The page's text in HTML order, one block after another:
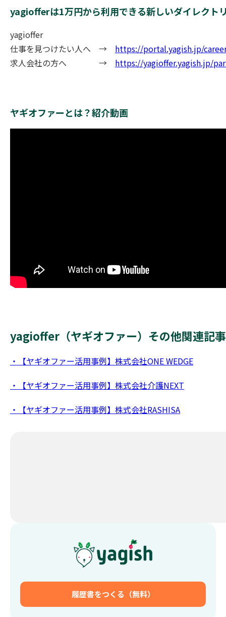
yagiofferは1万円から利用できる新しいダイレクト
yagioffer
仕事を見つけたい人へ → https://portal.yagish.jp/
求人会社の方へ → https://yagioffer.yagish.jp/
ヤギオファーとは？紹介動画
yagioffer（ヤギオファー）その他関連記
・【ヤギオファー活用事例】株式会社ONE WEDGE
・【ヤギオファー活用事例】株式会社介護NEXT
・【ヤギオファー活用事例】株式会社RASHISA
履歴書をつくる（無料）